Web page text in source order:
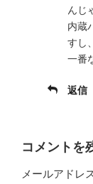
んじ
内蔵
すし
一番
返信
コメントを
メールアドレ